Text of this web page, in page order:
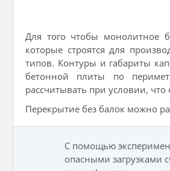
Для того чтобы монолитное
которые строятся для
типов. Контуры и габариты
бетонной плиты по
рассчитывать при условии, что
Перекрытие без балок можно
С помощью
опасными загрузками